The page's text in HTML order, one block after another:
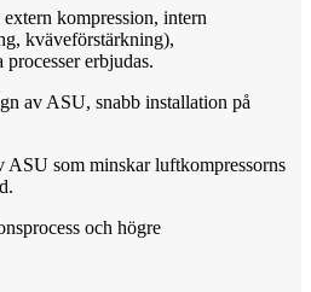
kompression, intern
kväveförstärkning),
erbjudas.
av ASU, snabb installation på
ASU som minskar luftkompressorns
och högre